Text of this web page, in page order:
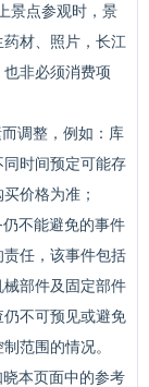
景点参观时，景
材、照片，长江
非必须消费项
调整，例如：库
时间预定可能存
价格为准；
不能避免的事件
任，该事件包括
部件及固定部件
不可预见或避免
范围的情况。
本页面中的参考